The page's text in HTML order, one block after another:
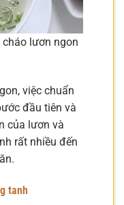
lươn ngon
việc chuẩn
đầu tiên và
của lươn và
rất nhiều đến
tanh